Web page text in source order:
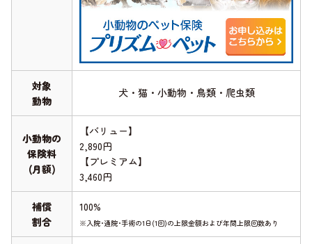
対象
動物
犬・猫・小動物・鳥類・爬虫類
小動物の
保険料
(月額)
【バリュー】
2,890円
【プレミアム】
3,460円
補償
割合
100%
※入院･通院･手術の1日(1回)の上限金額および年間上限回数あり